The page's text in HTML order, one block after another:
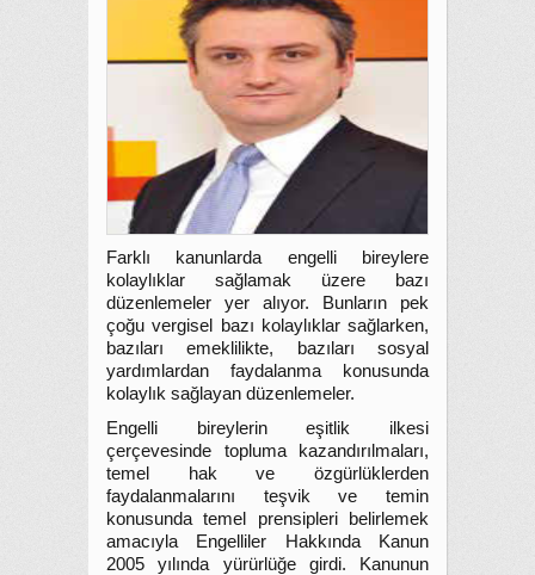
Farklı kanunlarda engelli bireylere
kolaylıklar sağlamak üzere bazı
düzenlemeler yer alıyor. Bunların pek
çoğu vergisel bazı kolaylıklar sağlarken,
bazıları emeklilikte, bazıları sosyal
yardımlardan faydalanma konusunda
kolaylık sağlayan düzenlemeler.
Engelli bireylerin eşitlik ilkesi
çerçevesinde topluma kazandırılmaları,
temel hak ve özgürlüklerden
faydalanmalarını teşvik ve temin
konusunda temel prensipleri belirlemek
amacıyla Engelliler Hakkında Kanun
2005 yılında yürürlüğe girdi. Kanunun